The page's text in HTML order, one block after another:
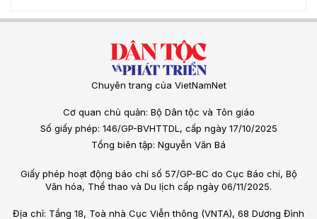
Chuyên trang của VietNamNet
Cơ quan chủ quản: Bộ Dân tộc và Tôn giáo
Số giấy phép: 146/GP-BVHTTDL, cấp ngày 17/10/2025
Tổng biên tập: Nguyễn Văn Bá
Giấy phép hoạt động báo chí số 57/GP-BC do Cục Báo chí, Bộ
Văn hóa, Thể thao và Du lịch cấp ngày 06/11/2025.
Địa chỉ: Tầng 18, Toà nhà Cục Viễn thông (VNTA), 68 Dương Đình